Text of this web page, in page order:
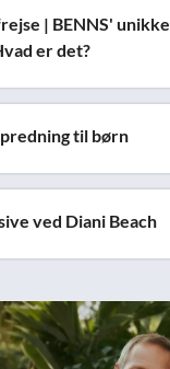
| BENNS' unikke
er det?
til børn
ved Diani Beach